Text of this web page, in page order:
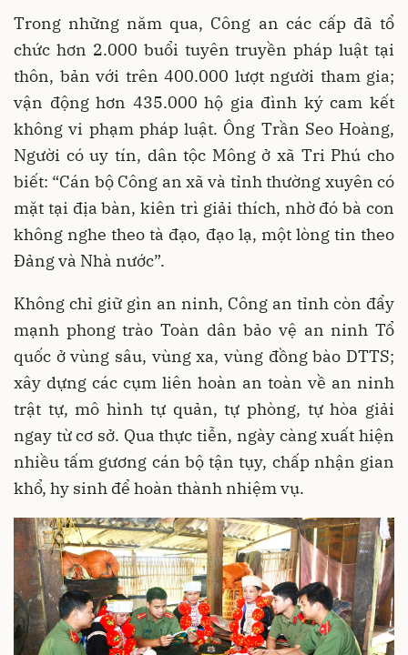
Trong những năm qua, Công an các cấp đã tổ
chức hơn 2.000 buổi tuyên truyền pháp luật tại
thôn, bản với trên 400.000 lượt người tham gia;
vận động hơn 435.000 hộ gia đình ký cam kết
không vi phạm pháp luật. Ông Trần Seo Hoàng,
Người có uy tín, dân tộc Mông ở xã Tri Phú cho
biết: “Cán bộ Công an xã và tỉnh thường xuyên có
mặt tại địa bàn, kiên trì giải thích, nhờ đó bà con
không nghe theo tà đạo, đạo lạ, một lòng tin theo
Đảng và Nhà nước”.
Không chỉ giữ gìn an ninh, Công an tỉnh còn đẩy
mạnh phong trào Toàn dân bảo vệ an ninh Tổ
quốc ở vùng sâu, vùng xa, vùng đồng bào DTTS;
xây dựng các cụm liên hoàn an toàn về an ninh
trật tự, mô hình tự quản, tự phòng, tự hòa giải
ngay từ cơ sở. Qua thực tiễn, ngày càng xuất hiện
nhiều tấm gương cán bộ tận tụy, chấp nhận gian
khổ, hy sinh để hoàn thành nhiệm vụ.